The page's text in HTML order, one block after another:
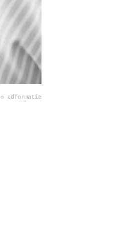
© adformatie